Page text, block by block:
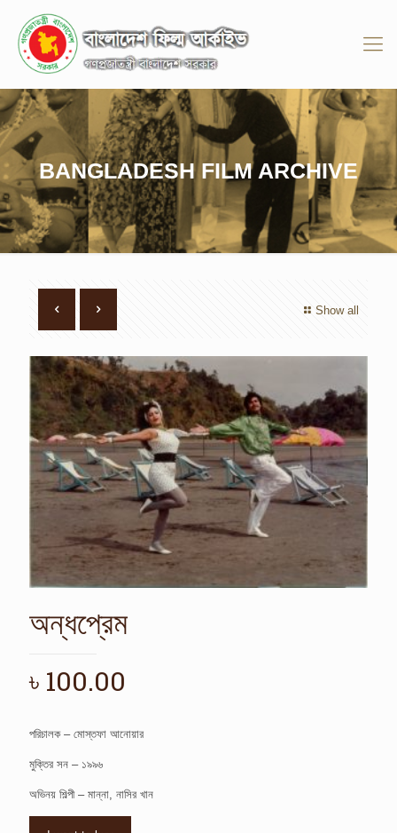
BANGLADESH FILM ARCHIVE
Show all
অন্ধপ্রেম
৳ 100.00
পরিচালক – মোস্তফা আনোয়ার
মুক্তির সন – ১৯৯৬
অভিনয় শিল্পী – মান্না, নাসির খান